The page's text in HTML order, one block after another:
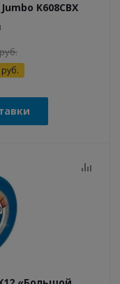
K608CBX